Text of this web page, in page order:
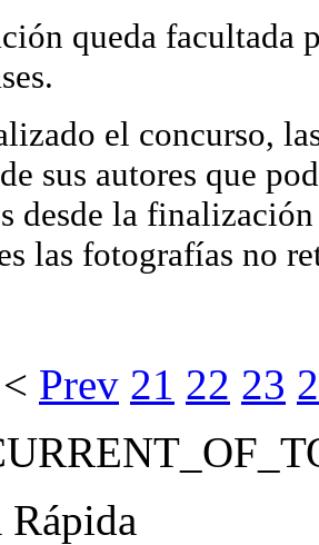
queda facultada
el concurso,
sus autores que
desde la
las fotografías no
< Prev 21 22 23
Rápida